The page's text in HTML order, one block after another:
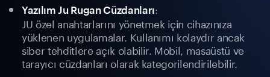
Yazılım Ju Rugan Cüzdanları:
JU özel anahtarlarını yönetmek için cihazınıza
yüklenen uygulamalar. Kullanımı kolaydır ancak
siber tehditlere açık olabilir. Mobil, masaüstü ve
tarayıcı cüzdanları olarak kategorilendirilebilir.